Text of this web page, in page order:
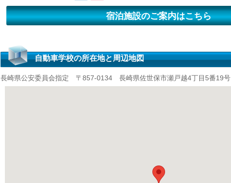
宿泊施設のご案内はこちら
自動車学校の所在地と周辺地図
長崎県公安委員会指定 〒857-0134 長崎県佐世保市瀬戸越4丁目5番19号